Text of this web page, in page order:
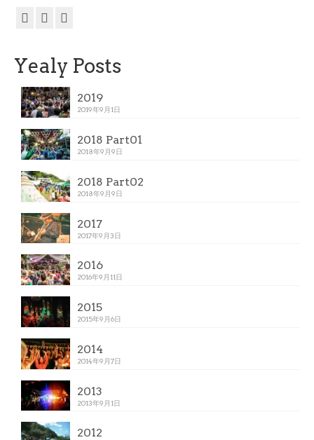
Yealy Posts
2019
2019年9月1日
2018 Part01
2018年9月9日
2018 Part02
2018年9月9日
2017
2017年9月3日
2016
2016年9月11日
2015
2015年9月6日
2014
2014年9月7日
2013
2013年9月1日
2012